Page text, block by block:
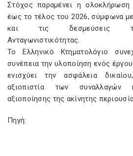
Στόχος παραμένει η ολοκλήρωση
έως το τέλος του 2026, σύμφωνα
και τις δεσμεύσεις
Ανταγωνιστικότητας.
Το Ελληνικό Κτηματολόγιο
συνέπεια την υλοποίηση ενός
ενισχύει την ασφάλεια
αξιοπιστία των συναλλαγών
αξιοποίησης της ακίνητης
Πηγή: